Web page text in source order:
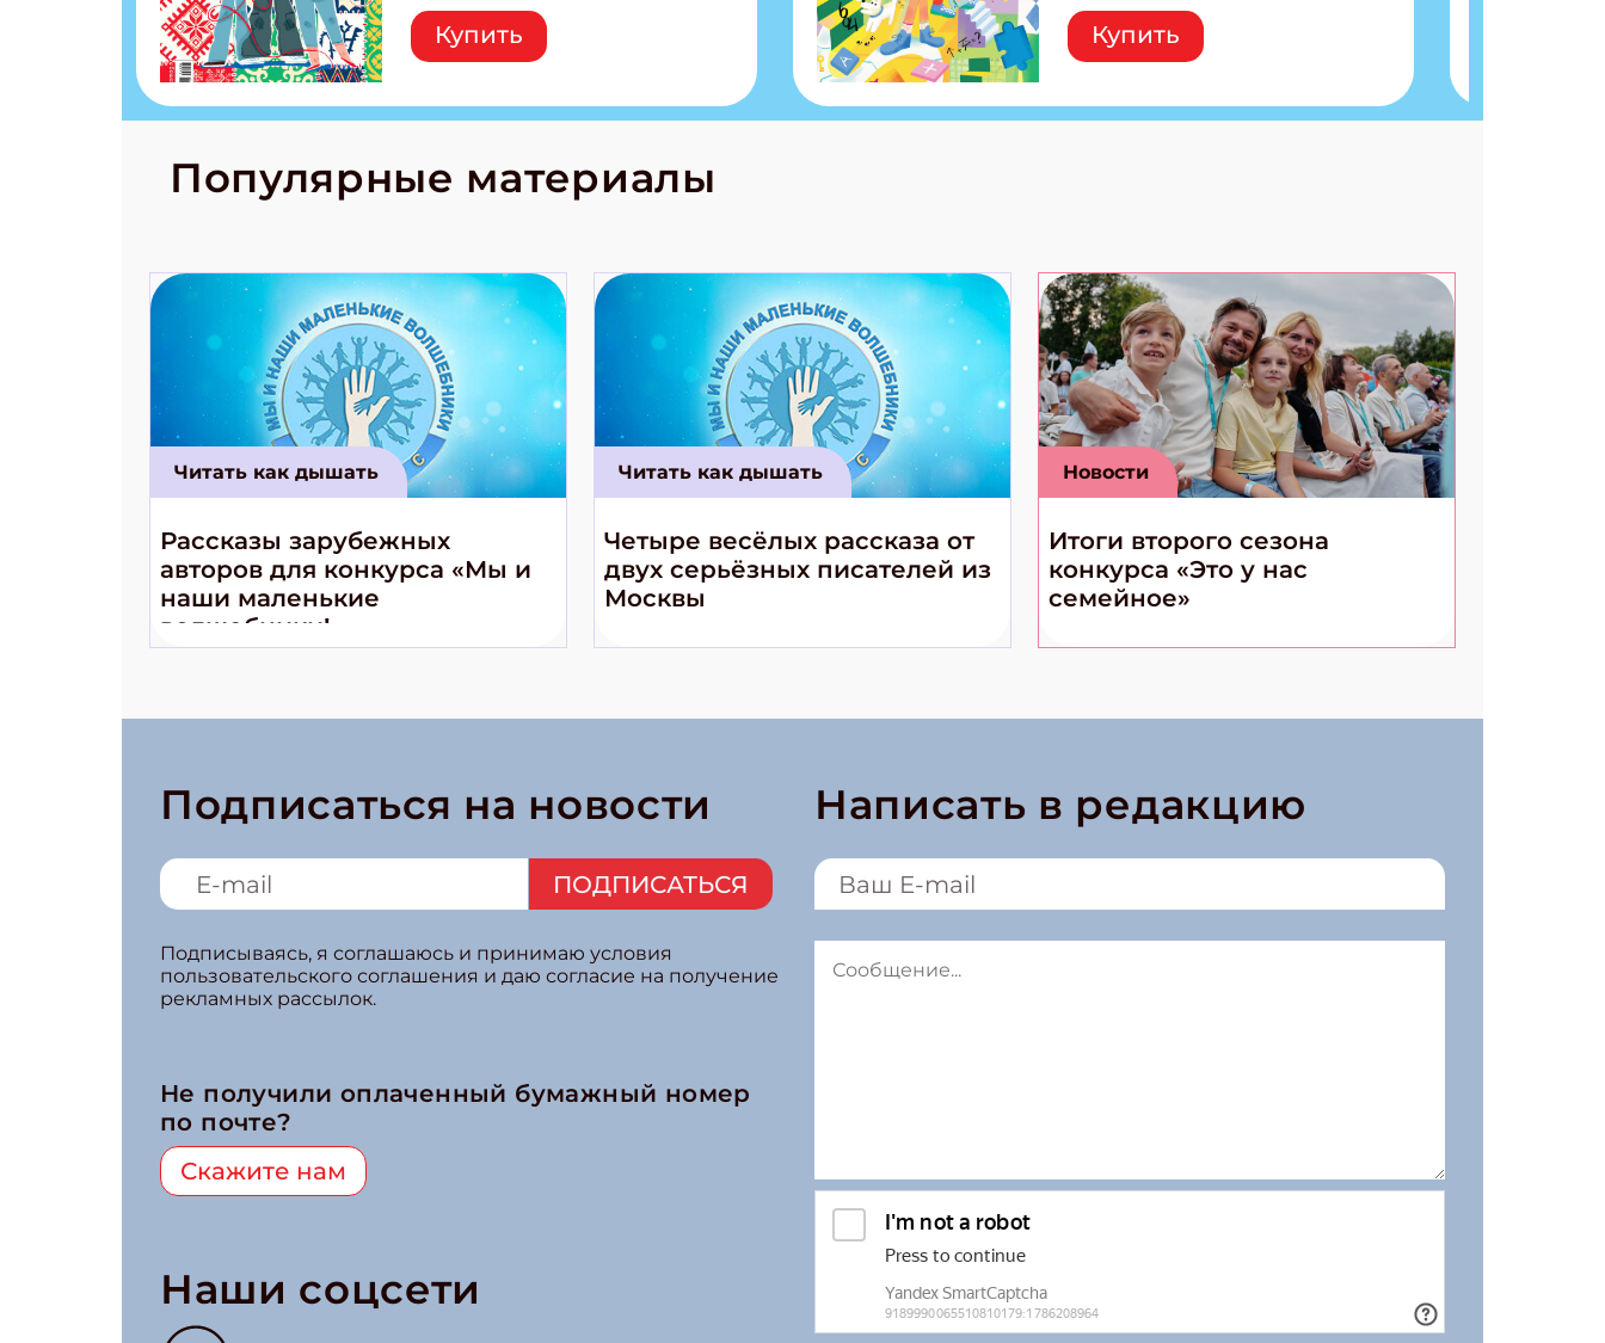
народов России! Внутри:
Легенды татар, башкир и
бурятов Настольная игра
странные слова Традиционные
космические приключения!
Купить
Внутри: Шифры и
расшифровки Плетем
запутанные поделки
Ищем коды 3 комикса
Купить
Популярные материалы
Читать как дышать
Рассказы зарубежных
авторов для конкурса «Мы и
наши маленькие
волшебники!»
Читать как дышать
Четыре весёлых рассказа от
двух серьёзных писателей из
Москвы
Новости
Итоги второго сезона
конкурса «Это у нас
семейное»
Подписаться на новости
ПОДПИСАТЬСЯ
Подписываясь, я соглашаюсь и принимаю условия
пользовательского соглашения и даю согласие на получение
рекламных рассылок.
Не получили оплаченный бумажный номер
по почте?
Скажите нам
Наши соцсети
Написать в редакцию